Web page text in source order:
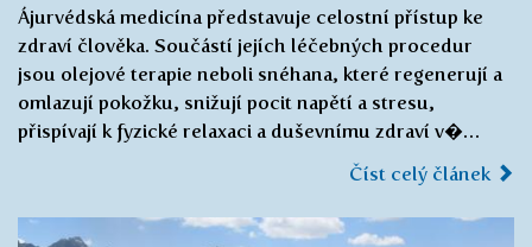
Ájurvédská medicína představuje celostní přístup ke
zdraví člověka. Součástí jejích léčebných procedur
jsou olejové terapie neboli snéhana, které regenerují a
omlazují pokožku, snižují pocit napětí a stresu,
přispívají k fyzické relaxaci a duševnímu zdraví v�…
Číst celý článek